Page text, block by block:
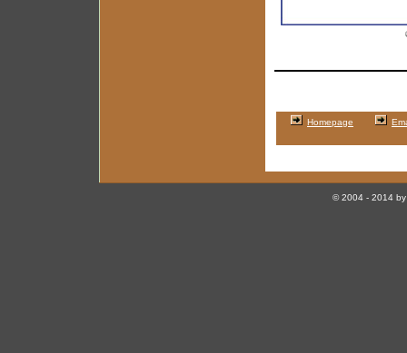
Homepage
© 2004 - 2014